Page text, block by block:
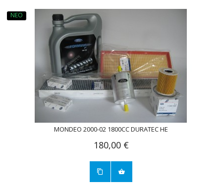
ΝΈΟ
MONDEO 2000-02 1800CC DURATEC HE
180,00 €